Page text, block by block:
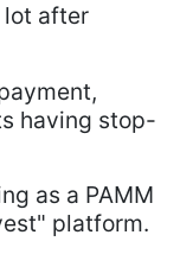
lot after
having stop-
as a PAMM
platform.